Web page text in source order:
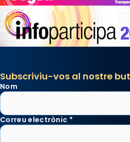
Subscriviu-vos al nostre
Nom
Correu electrònic *